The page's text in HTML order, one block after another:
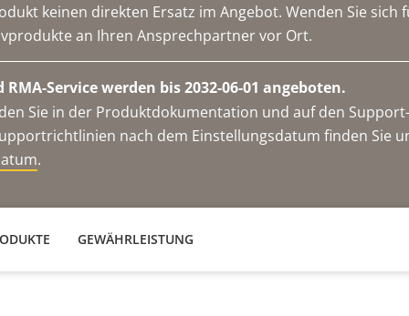
keinen direkten Ersatz im Angebot. Wenden Sie sich
an Ihren Ansprechpartner vor Ort.
Service werden bis 2032-06-01 angeboten.
Sie in der Produktdokumentation und auf den
nach dem Einstellungsdatum finden Sie
.
GEWÄHRLEISTUNG